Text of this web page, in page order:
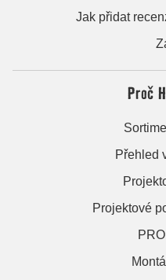
Jak přidat
Proč
Přehled
Projektové